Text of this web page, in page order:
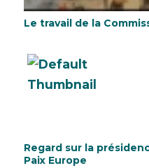
Le travail de la
Regard sur la
Paix Europe